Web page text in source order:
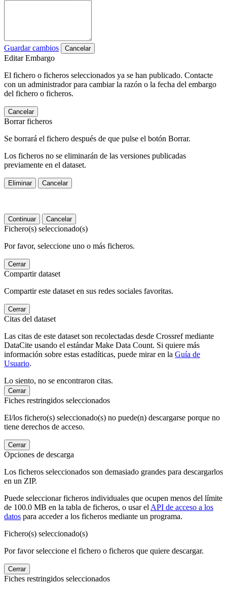
Guardar cambios Cancelar
Editar Embargo
El fichero o ficheros seleccionados ya se han publicado. Contacte
con un administrador para cambiar la razón o la fecha del embargo
del fichero o ficheros.
Cancelar
Borrar ficheros
Se borrará el fichero después de que pulse el botón Borrar.
Los ficheros no se eliminarán de las versiones publicadas
previamente en el dataset.
Eliminar Cancelar
Continuar Cancelar
Fichero(s) seleccionado(s)
Por favor, seleccione uno o más ficheros.
Cerrar
Compartir dataset
Compartir este dataset en sus redes sociales favoritas.
Cerrar
Citas del dataset
Las citas de este dataset son recolectadas desde Crossref mediante
DataCite usando el estándar Make Data Count. Si quiere más
información sobre estas estadíticas, puede mirar en la Guía de
Usuario.
Lo siento, no se encontraron citas.
Cerrar
Fiches restringidos seleccionados
El/los fichero(s) seleccionado(s) no puede(n) descargarse porque no
tiene derechos de acceso.
Cerrar
Opciones de descarga
Los ficheros seleccionados son demasiado grandes para descargarlos
en un ZIP.
Puede seleccionar ficheros individuales que ocupen menos del límite
de 100.0 MB en la tabla de ficheros, o usar el API de acceso a los
datos para acceder a los ficheros mediante un programa.
Fichero(s) seleccionado(s)
Por favor seleccione el fichero o ficheros que quiere descargar.
Cerrar
Fiches restringidos seleccionados